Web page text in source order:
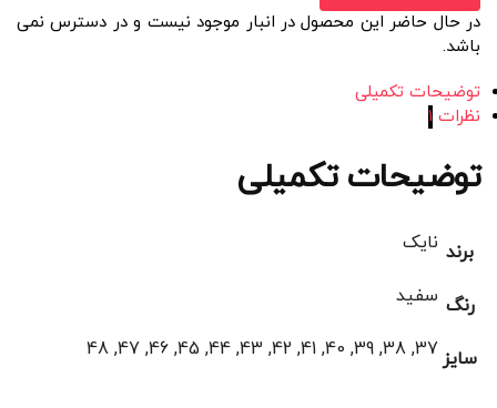
در حال حاضر این محصول در انبار موجود نیست و در دسترس نمی
باشد.
توضیحات تکمیلی
نظرات 1
توضیحات تکمیلی
برند نایک
رنگ سفید
سایز 37, 38, 39, 40, 41, 42, 43, 44, 45, 46, 47, 48